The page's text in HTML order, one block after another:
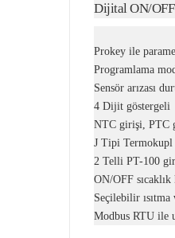
Dijital ON/OFF
Prokey ile
Programlama
Sensör arızası
4 Dijit göstergeli
NTC girişi, PTC
J Tipi
2 Telli PT-100
ON/OFF
Seçilebilir
Modbus RTU ile